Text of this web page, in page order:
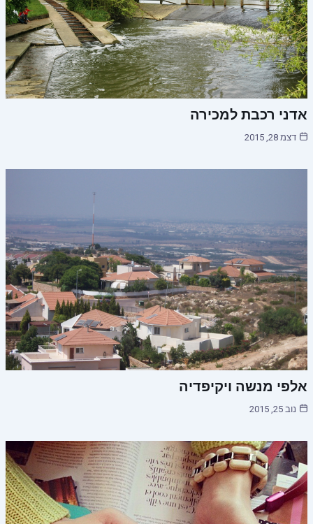
אדני רכבת למכירה
דצמ 28, 2015
אלפי מנשה ויקיפדיה
נוב 25, 2015